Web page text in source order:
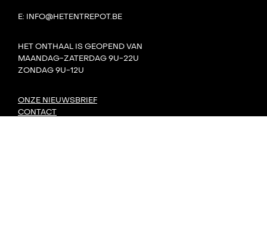
E: INFO@HETENTREPOT.BE
HET ONTHAAL IS GEOPEND VAN
MAANDAG-ZATERDAG 9U-22U
ZONDAG 9U-12U
ONZE NIEUWSBRIEF
CONTACT